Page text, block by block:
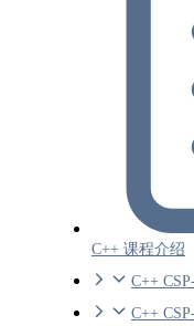
C++ 课程介绍
C++
C++